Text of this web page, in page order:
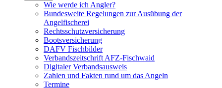
Wie werde ich Angler?
Bundesweite Regelungen zur Ausübung der
Angelfischerei
Rechtsschutzversicherung
Bootsversicherung
DAFV Fischbilder
Verbandszeitschrift AFZ-Fischwaid
Digitaler Verbandsausweis
Zahlen und Fakten rund um das Angeln
Termine